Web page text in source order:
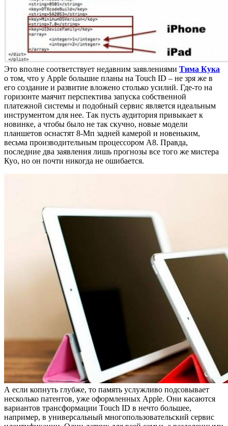
Это вполне соответствует недавним заявлениями Тима Кука
о том, что у Apple большие планы на Touch ID – не зря же в
его создание и развитие вложено столько усилий. Где-то на
горизонте маячит перспектива запуска собственной
платежной системы и подобный сервис является идеальным
инструментом для нее. Так пусть аудитория привыкает к
новинке, а чтобы было не так скучно, новые модели
планшетов оснастят 8-Мп задней камерой и новеньким,
весьма производительным процессором A8. Правда,
последние два заявления лишь прогнозы все того же мистера
Куо, но он почти никогда не ошибается.
А если копнуть глубже, то память услужливо подсовывает
несколько патентов, уже оформленных Apple. Они касаются
вариантов трансформации Touch ID в нечто большее,
например, в универсальный многопользовательский сервис